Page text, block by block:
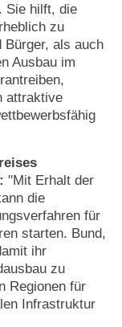
Sie hilft, die
zu
Bürger, als auch
Ausbau im
attraktive
"Mit Erhalt der
die
für
starten. Bund,
ihr
zu
Regionen für
Infrastruktur